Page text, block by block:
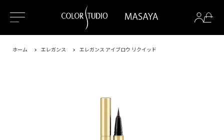
ホーム エレガンス エレガンス アイブロウ リクイッド